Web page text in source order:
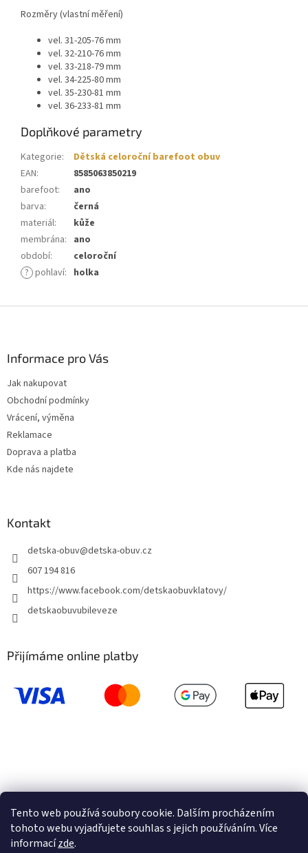
Tento web používá soubory cookie. Dalším procházením
tohoto webu vyjadřujete souhlas s jejich používáním. Více
informacízde.
Rozměry (vlastní měření)
vel. 31-205-76 mm
vel. 32-210-76 mm
vel. 33-218-79 mm
vel. 34-225-80 mm
vel. 35-230-81 mm
vel. 36-233-81 mm
Doplňkové parametry
Kategorie:
Dětská celoroční barefoot obuv
EAN:
8585063850219
barefoot:
ano
barva:
černá
materiál:
kůže
membrána: ano
období:
celoroční
? pohlaví: holka
Informace pro Vás
Jak nakupovat
Obchodní podmínky
Vrácení, výměna
Reklamace
Doprava a platba
Kde nás najdete
Kontakt
detska-obuv@detska-obuv.cz
607 194 816
https://www.facebook.com/detskaobuvklatovy/
detskaobuvubileveze
Přijímáme online platby